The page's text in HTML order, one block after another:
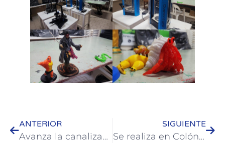
ANTERIOR
Avanza la canalización de la Cuenca Salta de Colón
SIGUIENTE
Se realiza en Colón diagnóstico de directrices de calidad turísticas